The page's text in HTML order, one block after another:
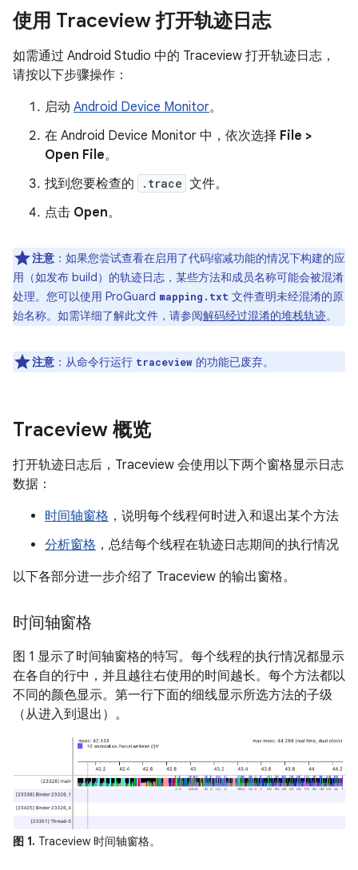
使用 Traceview 打开轨迹日志
如需通过 Android Studio 中的 Traceview 打开轨迹日志，
请按以下步骤操作：
启动 Android Device Monitor。
在 Android Device Monitor 中，依次选择 File >
Open File。
找到您要检查的
.trace 文件。
点击 Open。
注意 ：如果您尝试查看在启用了代码缩减功能的情况下构建的应
用（如发布 build）的轨迹日志，某些方法和成员名称可能会被混淆
处理。您可以使用 ProGuard mapping.txt 文件查明未经混淆的原
始名称。如需详细了解此文件，请参阅解码经过混淆的堆栈轨迹。
注意 ：从命令行运行 traceview 的功能已废弃。
Traceview 概览
打开轨迹日志后，Traceview 会使用以下两个窗格显示日志
数据：
时间轴窗格 ，说明每个线程何时进入和退出某个方法
分析窗格 ，总结每个线程在轨迹日志期间的执行情况
以下各部分进一步介绍了 Traceview 的输出窗格。
时间轴窗格
图 1 显示了时间轴窗格的特写。每个线程的执行情况都显示
在各自的行中，并且越往右使用的时间越长。每个方法都以
不同的颜色显示。第一行下面的细线显示所选方法的子级
（从进入到退出）。
图 1. Traceview 时间轴窗格。